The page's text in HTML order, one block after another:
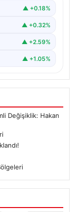
▲ +0.18%
▲ +0.32%
▲ +2.59%
▲ +1.05%
Değişiklik: Hakan